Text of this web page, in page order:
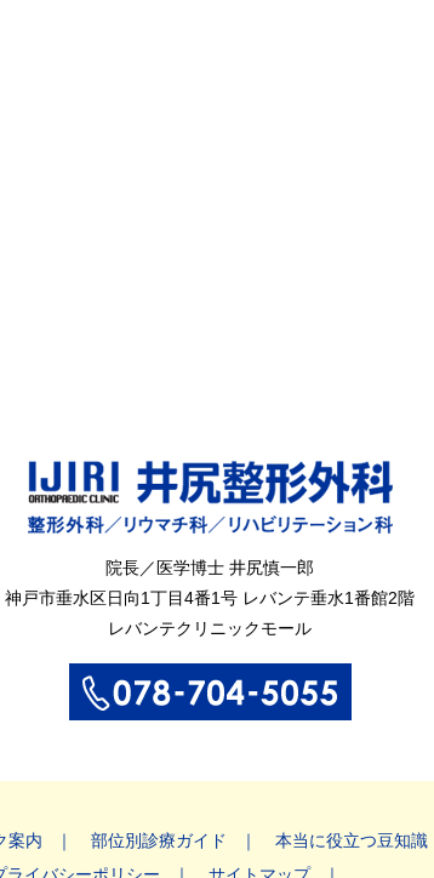
院長／医学博士 井尻慎一郎
神戸市垂水区日向1丁目4番1号 レバンテ垂水1番館2階
レバンテクリニックモール
案内 部位別診療ガイド 本当に役立つ豆知識